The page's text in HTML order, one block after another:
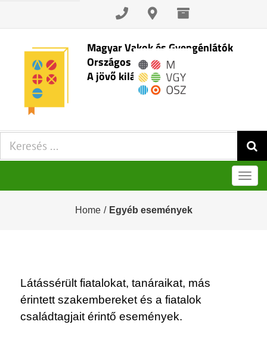
Skip
content
Magyar Vakok és Gyengénlátók
Országos Szövetsége
A jövő kilátásai
Keresés:
Home / Egyéb események
Látássérült fiatalokat, tanáraikat, más
érintett szakembereket és a fiatalok
családtagjait érintő események.